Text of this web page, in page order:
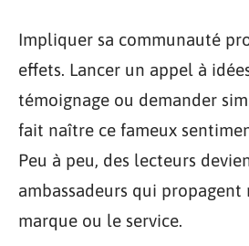
Impliquer sa communauté
effets. Lancer un appel à
témoignage ou demander
fait naître ce fameux
Peu à peu, des lecteurs
ambassadeurs qui
marque ou le service.